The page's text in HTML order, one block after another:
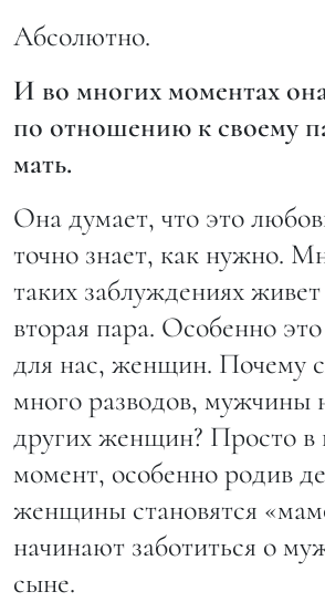
Абсолютно.
И во многих моментах
по отношению к своему
мать.
Она думает, что это
точно знает, как нужно.
таких заблуждениях
вторая пара. Особенно
для нас, женщин. Почему
много разводов, мужчины
других женщин? Просто в
момент, особенно родив
женщины становятся
начинают заботиться о
сыне.